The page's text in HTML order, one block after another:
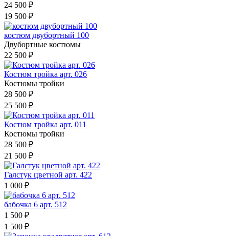
24 500 ₽
19 500 ₽
костюм двубортный 100
Двубортные костюмы
22 500 ₽
Костюм тройка арт. 026
Костюмы тройки
28 500 ₽
25 500 ₽
Костюм тройка арт. 011
Костюмы тройки
28 500 ₽
21 500 ₽
Галстук цветной арт. 422
1 000 ₽
бабочка 6 арт. 512
1 500 ₽
1 500 ₽